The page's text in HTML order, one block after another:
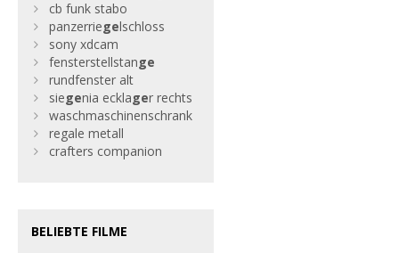
cb funk stabo
panzerriegelschloss
sony xdcam
fensterstellstange
rundfenster alt
siegenia ecklager rechts
waschmaschinenschrank
regale metall
crafters companion
BELIEBTE FILME